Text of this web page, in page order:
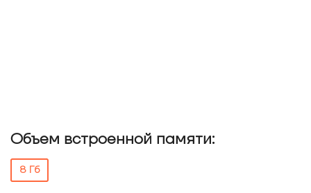
Объем встроенной памяти:
8 Гб